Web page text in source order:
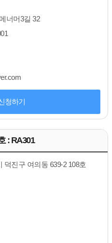
너머3길 32
청하기
: RA301
덕진구 여의동 639-2 108호